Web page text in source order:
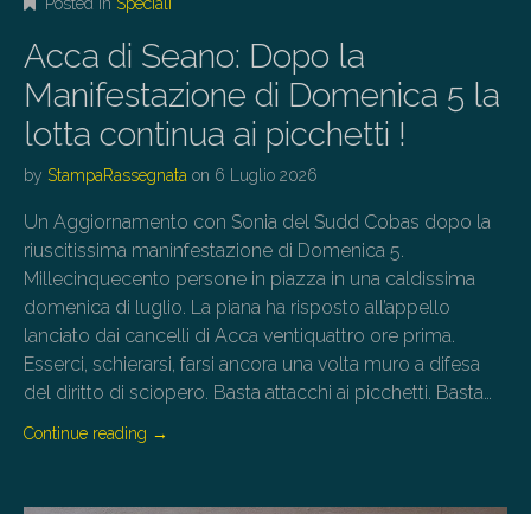
Acca di Seano: Dopo la
Manifestazione di Domenica 5 la
lotta continua ai picchetti !
by StampaRassegnata on 6 Luglio 2026
Un Aggiornamento con Sonia del Sudd Cobas dopo la
riuscitissima maninfestazione di Domenica 5.
Millecinquecento persone in piazza in una caldissima
domenica di luglio. La piana ha risposto all’appello
lanciato dai cancelli di Acca ventiquattro ore prima.
Esserci, schierarsi, farsi ancora una volta muro a difesa
del diritto di sciopero. Basta attacchi ai picchetti. Basta…
Continue reading →